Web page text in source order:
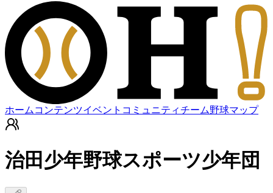
ホーム コンテンツイベント コミュニティチーム野球マップ
治田少年野球スポーツ少年団